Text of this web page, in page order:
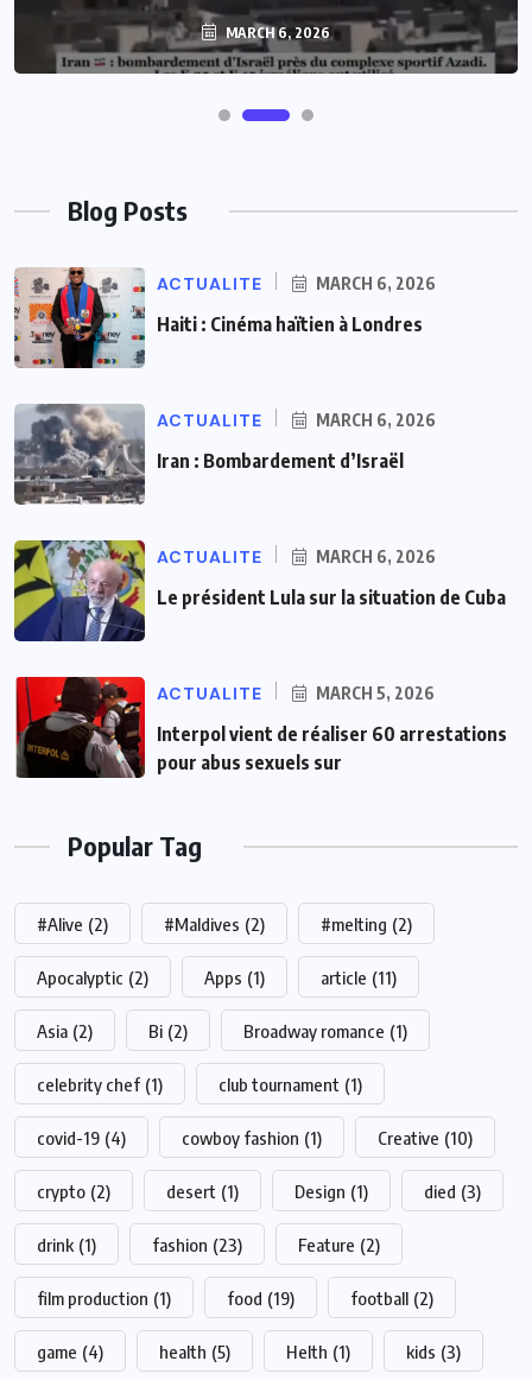
MARCH 6, 2026
Blog Posts
ACTUALITE MARCH 6, 2026
Haiti : Cinéma haïtien à Londres
ACTUALITE MARCH 6, 2026
Iran : Bombardement d’Israël
ACTUALITE MARCH 6, 2026
Le président Lula sur la situation de Cuba
ACTUALITE MARCH 5, 2026
Interpol vient de réaliser 60 arrestations
pour abus sexuels sur
Popular Tag
#Alive (2) #Maldives (2) #melting (2)
Apocalyptic (2) Apps (1) article (11)
Asia (2) Bi (2) Broadway romance (1)
celebrity chef (1) club tournament (1)
covid-19 (4) cowboy fashion (1) Creative (10)
crypto (2) desert (1) Design (1) died (3)
drink (1) fashion (23) Feature (2)
film production (1) food (19) football (2)
game (4) health (5) Helth (1) kids (3)